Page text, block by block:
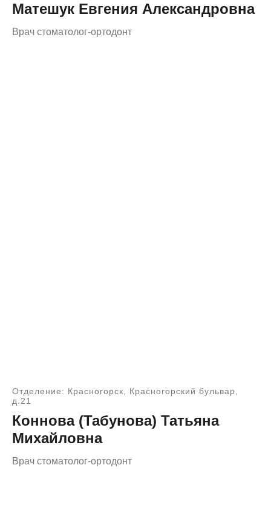
Матешук Евгения Александровна
Врач стоматолог-ортодонт
Отделение: Красногорск, Красногорский бульвар,
д.21
Коннова (Табунова) Татьяна
Михайловна
Врач стоматолог-ортодонт